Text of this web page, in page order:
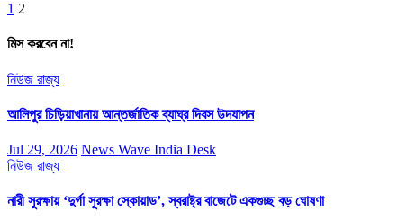
1 2
মিস করবেন না!
নিউজ রাজ্য
আলিপুর চিড়িয়াখানায় আন্তর্জাতিক ব্যাঘ্র দিবস উদযাপন
Jul 29, 2026 News Wave India Desk
নিউজ রাজ্য
নারী সুরক্ষায় ‘দুর্গা সুরক্ষা স্কোয়াড’, স্বরাষ্ট্র বাজেটে একগুচ্ছ বড় ঘোষণা